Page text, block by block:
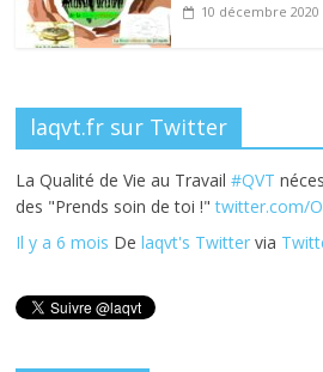
10 décembre 2020
laqvt.fr sur Twitter
La Qualité de Vie au Travail#QVT
des "Prends soin de toi !"twitter.com/
Il y a 6 mois Delaqvt's Twitter via